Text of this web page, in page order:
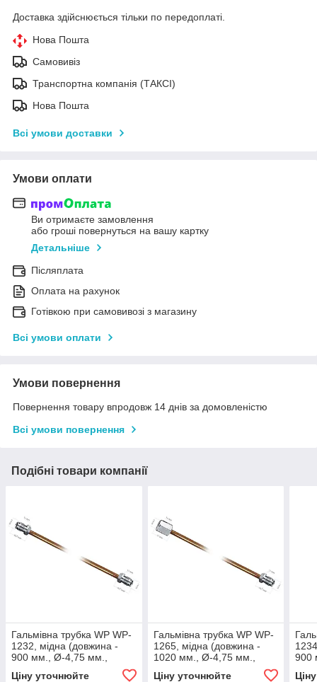
Доставка здійснюється тільки по передоплаті.
Нова Пошта
Самовивіз
Транспортна компанія (ТАКСІ)
Нова Пошта
Всі умови доставки
Умови оплати
Ви отримаєте замовлення
або гроші повернуться на вашу картку
Детальніше
Післяплата
Оплата на рахунок
Готівкою при самовивозі з магазину
Всі умови оплати
Умови повернення
Повернення товару впродовж 14 днів за домовленістю
Всі умови повернення
Подібні товари компанії
Гальмівна трубка WP WP-
1232, мідна (довжина -
900 мм., Ø-4,75 мм.,
Ціну уточнюйте
Гальмівна трубка WP WP-
1265, мідна (довжина -
1020 мм., Ø-4,75 мм.,
Ціну уточнюйте
900